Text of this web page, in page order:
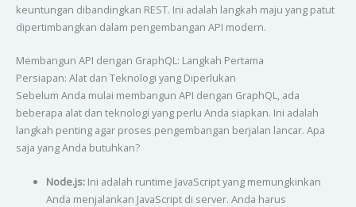
keuntungan dibandingkan REST. Ini adalah langkah maju yang patut
dipertimbangkan dalam pengembangan API modern.
Membangun API dengan GraphQL: Langkah Pertama
Persiapan: Alat dan Teknologi yang Diperlukan
Sebelum Anda mulai membangun API dengan GraphQL, ada
beberapa alat dan teknologi yang perlu Anda siapkan. Ini adalah
langkah penting agar proses pengembangan berjalan lancar. Apa
saja yang Anda butuhkan?
Node.js:Ini adalah runtime JavaScript yang memungkinkan
Anda menjalankan JavaScript di server. Anda harus